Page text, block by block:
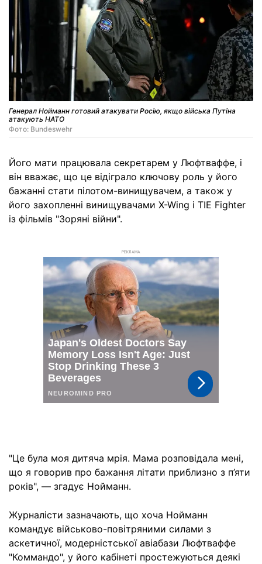
Генерал Нойманн готовий атакувати Росію, якщо війська Путіна
атакують НАТО
Фото: Bundeswehr
Його мати працювала секретарем у Люфтваффе, і
він вважає, що це відіграло ключову роль у його
бажанні стати пілотом-винищувачем, а також у
його захопленні винищувачами X-Wing і TIE Fighter
із фільмів "Зоряні війни".
РЕКЛАМА
"Це була моя дитяча мрія. Мама розповідала мені,
що я говорив про бажання літати приблизно з п’яти
років", — згадує Нойманн.
Журналісти зазначають, що хоча Нойманн
командує військово-повітряними силами з
аскетичної, модерністської авіабази Люфтваффе
"Коммандо", у його кабінеті простежуються деякі